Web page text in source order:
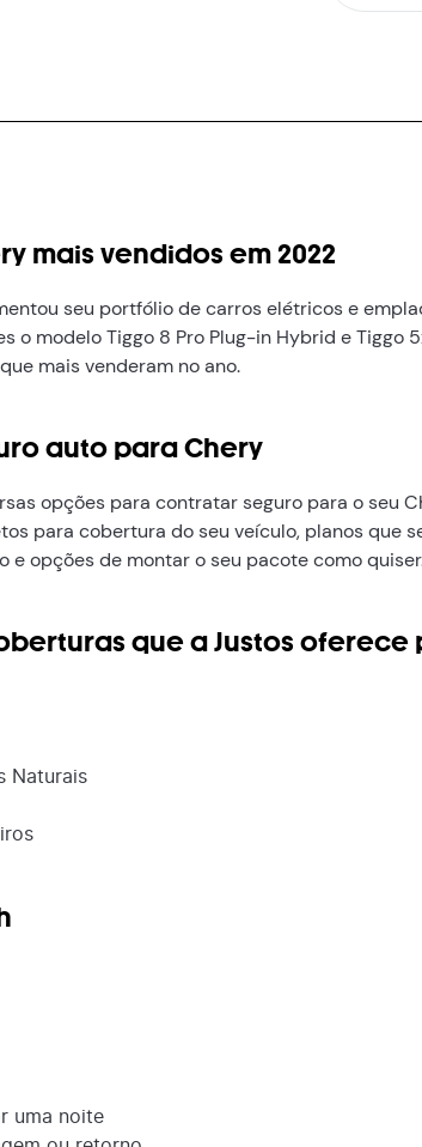
mais vendidos em 2022
seu portfólio de carros elétricos e
o modelo Tiggo 8 Pro Plug-in Hybrid e Tiggo
mais venderam no ano.
auto para Chery
opções para contratar seguro para o seu
para cobertura do seu veículo, planos que
e opções de montar o seu pacote como
que a Justos oferece
Naturais
uma noite